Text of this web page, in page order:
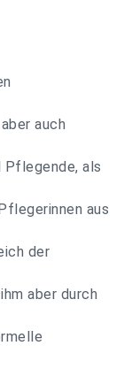
auch
als
aus
der
aber durch